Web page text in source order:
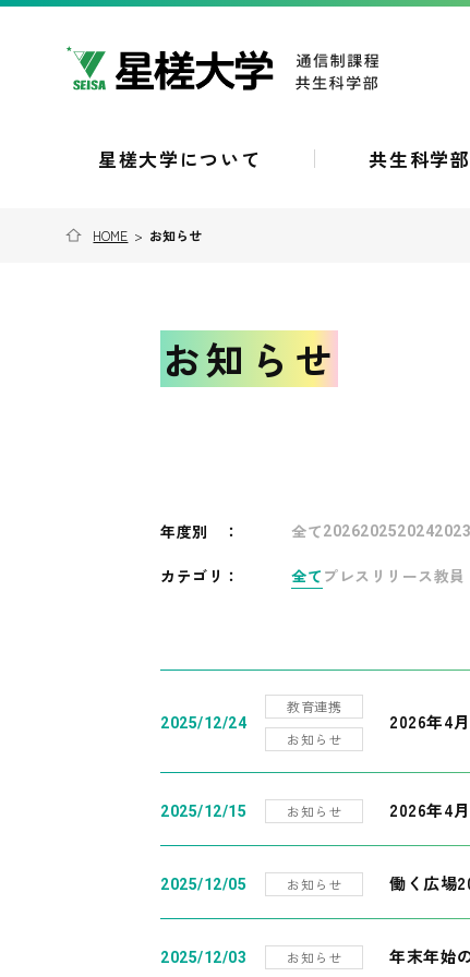
星槎大学について 共生科学
HOME > お知らせ
お知らせ
年度別 ： 全て2026202520242023
カテゴリ： 全て プレスリリース教員
2025/12/24
教育連携
お知らせ
2026年4
2025/12/15 お知らせ 2026年4
2025/12/05 お知らせ 働く広場
2025/12/03 お知らせ 年末年始